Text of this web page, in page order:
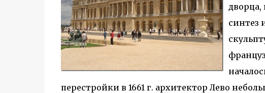
дворца,
синтез
перестройки в 1661 г. архитектор Лево